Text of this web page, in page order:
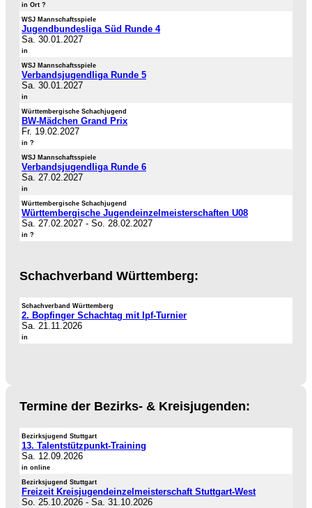
in Ort ?
WSJ Mannschaftsspiele
Jugendbundesliga Süd Runde 4
Sa. 30.01.2027
in
WSJ Mannschaftsspiele
Verbandsjugendliga Runde 5
Sa. 30.01.2027
in
Württembergische Schachjugend
BW-Mädchen Grand Prix
Fr. 19.02.2027
in ?
WSJ Mannschaftsspiele
Verbandsjugendliga Runde 6
Sa. 27.02.2027
in
Württembergische Schachjugend
Württembergische Jugendeinzelmeisterschaften U08
Sa. 27.02.2027 - So. 28.02.2027
in ?
Schachverband Württemberg:
Schachverband Württemberg
2. Bopfinger Schachtag mit Ipf-Turnier
Sa. 21.11.2026
in
Termine der Bezirks- & Kreisjugenden:
Bezirksjugend Stuttgart
13. Talentstützpunkt-Training
Sa. 12.09.2026
in online
Bezirksjugend Stuttgart
Freizeit Kreisjugendeinzelmeisterschaft Stuttgart-West
So. 25.10.2026 - Sa. 31.10.2026